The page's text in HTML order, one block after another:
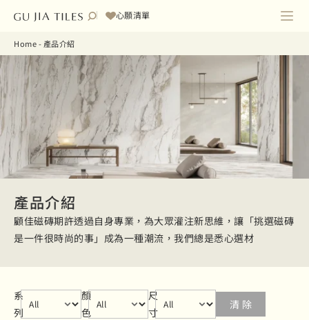
心願清單
Home- 產品介紹
產品介紹
顧佳磁磚期許透過自身專業，為大眾灌注新思維，讓「挑選磁磚
是一件很時尚的事」成為一種潮流，我們總是悉心選材
系
列
series
Select content
顏
色
color
Select content
尺
寸
size
Select content
清 除